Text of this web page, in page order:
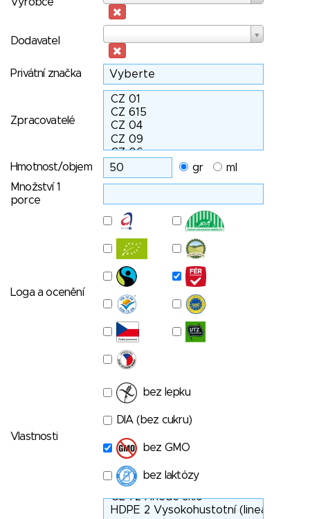
Dodavatel
Privátní značka
Zpracovatelé
Hmotnost/objem gr
ml
Množství 1
porce
Loga a ocenění
Vlastnosti
bez lepku
DIA (bez cukru)
bez GMO
bez laktózy